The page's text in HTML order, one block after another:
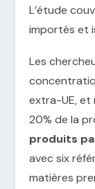
L’étude
importés et
Les
extra-UE, et
20% de la
produits
avec six
matières